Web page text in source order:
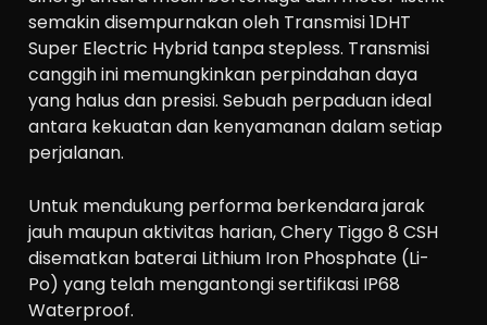
semakin disempurnakan oleh Transmisi 1DHT
Super Electric Hybrid tanpa stepless. Transmisi
canggih ini memungkinkan perpindahan daya
yang halus dan presisi. Sebuah perpaduan ideal
antara kekuatan dan kenyamanan dalam setiap
perjalanan.
Untuk mendukung performa berkendara jarak
jauh maupun aktivitas harian, Chery Tiggo 8 CSH
disematkan baterai Lithium Iron Phosphate (Li-
Po) yang telah mengantongi sertifikasi IP68
Waterproof.